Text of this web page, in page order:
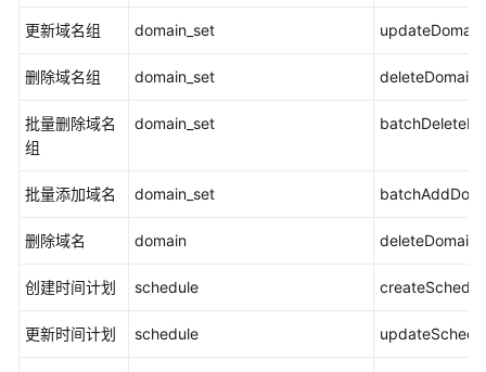
使
CFW
权
使
CES
控
更新域名组 domain_set
删除域名组 domain_set
批量删除域名
组
domain_set
批量添加域名 domain_set
删除域名 domain
创建时间计划 schedule
更新时间计划 schedule